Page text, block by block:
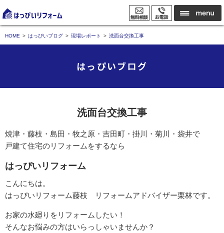
HOME はっぴいブログ 現場レポート 洗面台交換工事
はっぴいブログ
洗面台交換工事
焼津・藤枝・島田・牧之原・吉田町・掛川・菊川・袋井で
戸建て住宅のリフォームをするなら
はっぴいリフォーム
こんにちは。
はっぴいリフォーム藤枝 リフォームアドバイザー栗林です。
お家の水廻りをリフォームしたい！
そんなお悩みの方はいらっしゃいませんか？